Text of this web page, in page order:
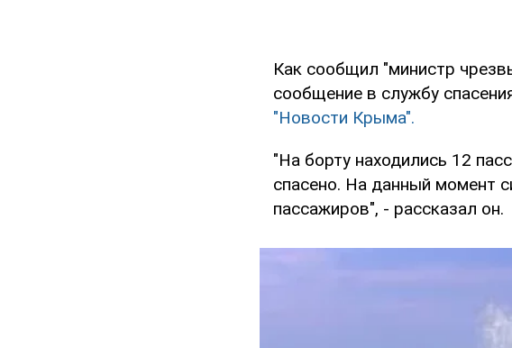
Как сообщил "министр
сообщение в службу
"Новости Крыма".
"На борту находились 12
спасено. На данный момент
пассажиров", - рассказал он.